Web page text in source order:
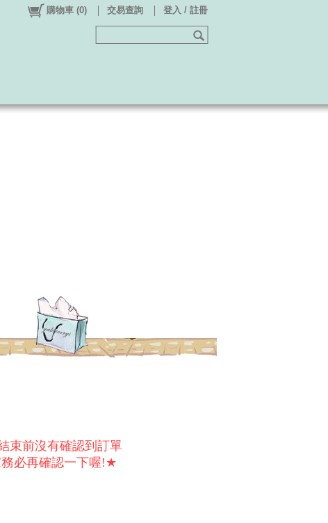
購物車 (0) 交易查詢 登入 / 註冊